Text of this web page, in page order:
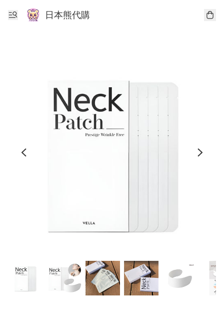
日本熊代購